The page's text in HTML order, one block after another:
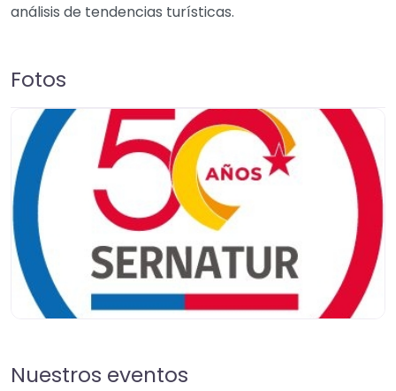
análisis de tendencias turísticas.
Fotos
Nuestros eventos